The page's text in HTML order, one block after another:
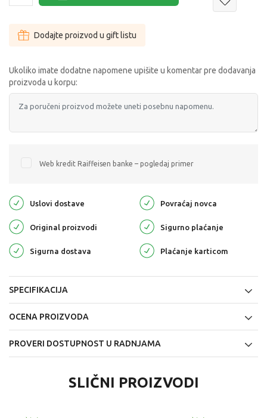
Dodajte proizvod u gift listu
Ukoliko imate dodatne napomene upišite u komentar pre dodavanja
proizvoda u korpu:
Web kredit Raiffeisen banke – pogledaj primer
Uslovi dostave Povraćaj novca
Original proizvodi Sigurno plaćanje
Sigurna dostava Plaćanje karticom
SPECIFIKACIJA
OCENA PROIZVODA
PROVERI DOSTUPNOST U RADNJAMA
SLIČNI PROIZVODI